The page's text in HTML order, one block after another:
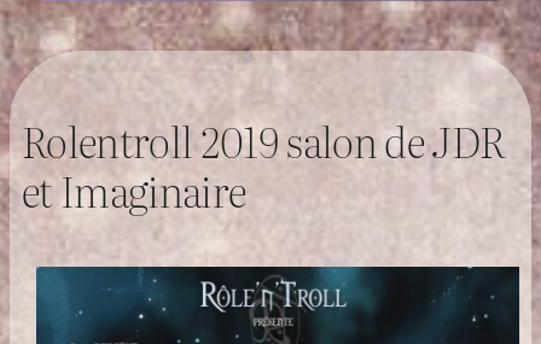
Rolentroll 2019 salon de JDR
et Imaginaire